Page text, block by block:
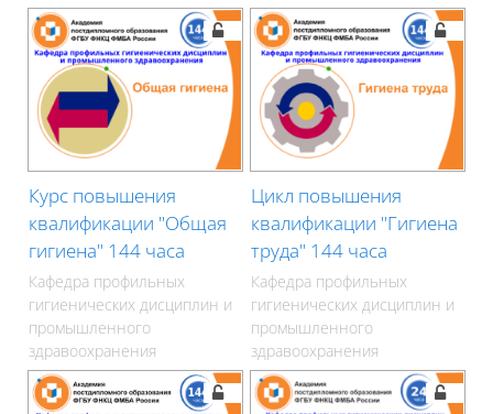
Курс повышения
квалификации "Общая
гигиена" 144 часа
Кафедра профильных
гигиенических дисциплин и
промышленного
здравоохранения
Цикл повышения
квалификации "Гигиена
труда" 144 часа
Кафедра профильных
гигиенических дисциплин и
промышленного
здравоохранения